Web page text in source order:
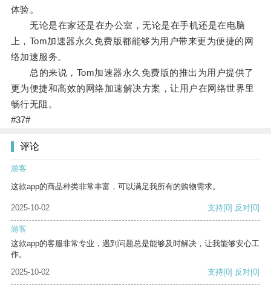
体验。
无论是在家还是在办公室，无论是在手机还是在电脑
上，Tom加速器永久免费版都能够为用户带来更为便捷的网
络加速服务。
总的来说，Tom加速器永久免费版的推出为用户提供了
更为便捷和高效的网络加速解决方案，让用户在网络世界里
畅行无阻。
#37#
评论
游客
这款app的商品种类非常丰富，可以满足我所有的购物需求。
2025-10-02 支持[0] 反对[0]
游客
这款app的客服非常专业，遇到问题总是能够及时解决，让我能够安心工
作。
2025-10-02
支持[0] 反对[0]